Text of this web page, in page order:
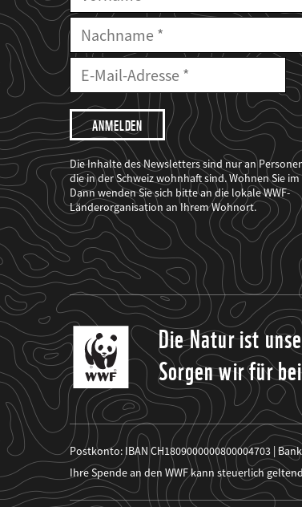
Nachname
E-
Mailadresse
Mail
Adresse
Ich
möchte,
dass
der
WWF
mich
über
seine
Projekte
informiert.
Die Inhalte des Newsletters sind nur an
die in der Schweiz wohnhaft sind. Wohnen Sie
Dann wenden Sie sich bitte an die lokale WWF-
Länderorganisation an Ihrem Wohnort.
Die Natur ist
Sorgen wir für
Postkonto: IBAN CH1809000000800004703 |
Ihre Spende an den WWF kann steuerlich